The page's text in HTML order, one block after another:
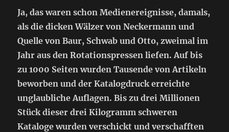
Ja, das waren schon Medienereignisse, damals,
als die dicken Wälzer von Neckermann und
Quelle von Baur, Schwab und Otto, zweimal im
Jahr aus den Rotationspressen liefen. Auf bis
zu 1000 Seiten wurden Tausende von Artikeln
beworben und der Katalogdruck erreichte
unglaubliche Auflagen. Bis zu drei Millionen
Stück dieser drei Kilogramm schweren
Kataloge wurden verschickt und verschafften